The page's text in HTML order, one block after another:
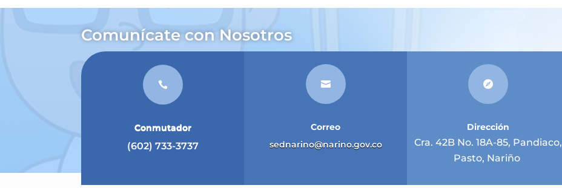
Comunícate con Nosotros

Conmutador
(602) 733-3737

Correo
sednarino@narino.gov.co

Dirección
Cra. 42B No. 18A-85, Pandiaco,
Pasto, Nariño